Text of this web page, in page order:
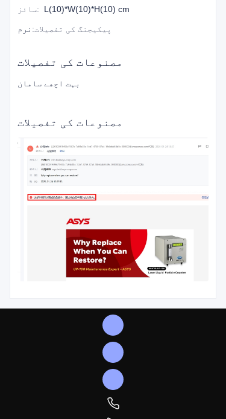
سائز: L(10)*W(10)*H(10) cm
پیکیجنگ کی تفصیلات: نرم
مصنوعات کی تفصیلات
بہت اچھے سامان
مصنوعات کی تفصیلات